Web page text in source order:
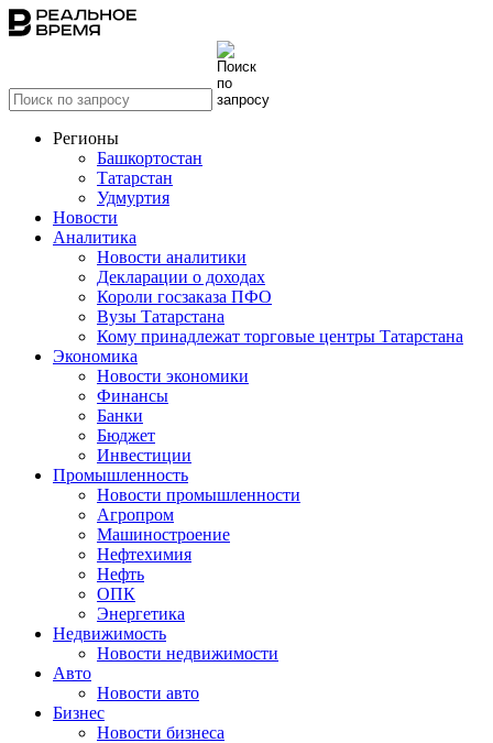
Регионы
Башкортостан
Татарстан
Удмуртия
Новости
Аналитика
Новости аналитики
Декларации о доходах
Короли госзаказа ПФО
Вузы Татарстана
Кому принадлежат торговые центры Татарстана
Экономика
Новости экономики
Финансы
Банки
Бюджет
Инвестиции
Промышленность
Новости промышленности
Агропром
Машиностроение
Нефтехимия
Нефть
ОПК
Энергетика
Недвижимость
Новости недвижимости
Авто
Новости авто
Бизнес
Новости бизнеса